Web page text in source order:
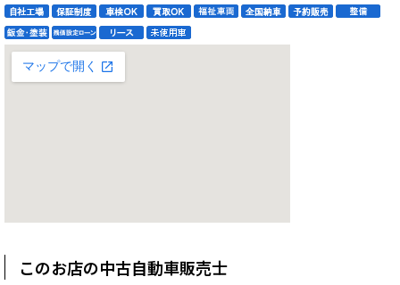
このお店の中古自動車販売士